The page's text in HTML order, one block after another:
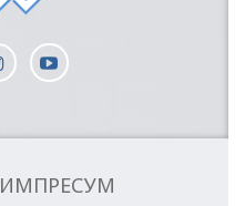
ИМПРЕСУМ